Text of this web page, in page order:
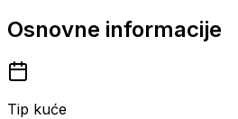
Osnovne informacije
Tip kuće